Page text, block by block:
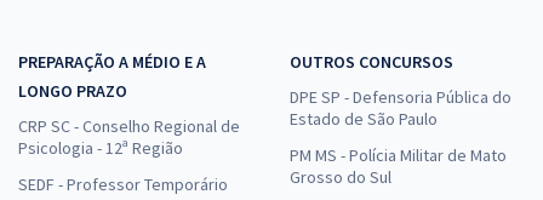
PREPARAÇÃO A MÉDIO E A
LONGO PRAZO
CRP SC - Conselho Regional de
Psicologia - 12ª Região
SEDF - Professor Temporário
OUTROS CONCURSOS
DPE SP - Defensoria Pública do
Estado de São Paulo
PM MS - Polícia Militar de Mato
Grosso do Sul